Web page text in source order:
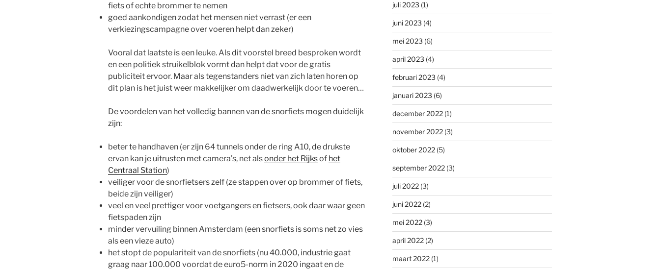
fiets of echte brommer te nemen
goed aankondigen zodat het mensen niet verrast (er een
verkiezingscampagne over voeren helpt dan zeker)
Vooral dat laatste is een leuke. Als dit voorstel breed besproken wordt
en een politiek struikelblok vormt dan helpt dat voor de gratis
publiciteit ervoor. Maar als tegenstanders niet van zich laten horen op
dit plan is het juist weer makkelijker om daadwerkelijk door te voeren…
De voordelen van het volledig bannen van de snorfiets mogen duidelijk
zijn:
beter te handhaven (er zijn 64 tunnels onder de ring A10, de drukste
ervan kan je uitrusten met camera’s, net alsonder het Rijksof het
Centraal Station)
veiliger voor de snorfietsers zelf (ze stappen over op brommer of fiets,
beide zijn veiliger)
veel en veel prettiger voor voetgangers en fietsers, ook daar waar geen
fietspaden zijn
minder vervuiling binnen Amsterdam (een snorfiets is soms net zo vies
als een vieze auto)
het stopt de populariteit van de snorfiets (nu 40.000, industrie gaat
graag naar 100.000 voordat de euro5-norm in 2020 ingaat en de
juli 2023 (1)
juni 2023 (4)
mei 2023 (6)
april 2023 (4)
februari 2023 (4)
januari 2023 (6)
december 2022(1)
november 2022(3)
oktober 2022(5)
september 2022(3)
juli 2022(3)
juni 2022(2)
mei 2022(3)
april 2022(2)
maart 2022(1)